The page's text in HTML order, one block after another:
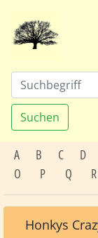
Suchen
A B C D
O
P Q R
Honkys